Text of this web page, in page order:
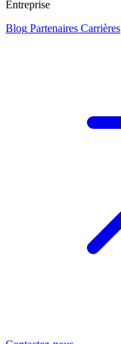
Entreprise
Blog Partenaires Carrières